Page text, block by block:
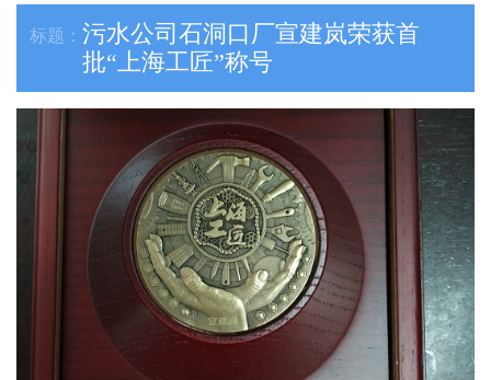
污水公司石洞口厂宣建岚荣获首
批“上海工匠”称号